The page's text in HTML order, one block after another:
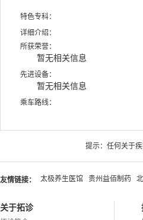
特色专科：
详细介绍：
所获荣誉：
暂无相关信息
先进设备：
暂无相关信息
乘车路线：
提示：任何关于
友情链接： 太极养生医馆 贵州益佰制药
关于拓诊